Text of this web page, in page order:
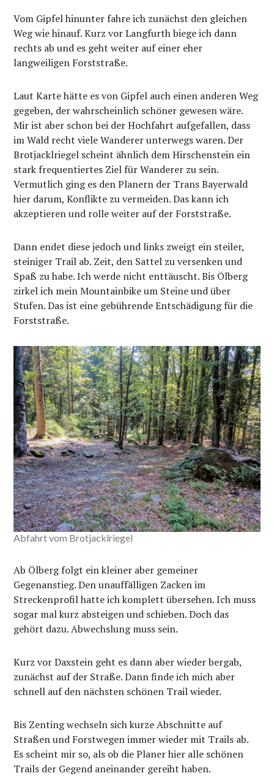
Vom Gipfel hinunter fahre ich zunächst den gleichen
Weg wie hinauf. Kurz vor Langfurth biege ich dann
rechts ab und es geht weiter auf einer eher
langweiligen Forststraße.
Laut Karte hätte es von Gipfel auch einen anderen Weg
gegeben, der wahrscheinlich schöner gewesen wäre.
Mir ist aber schon bei der Hochfahrt aufgefallen, dass
im Wald recht viele Wanderer unterwegs waren. Der
Brotjacklriegel scheint ähnlich dem Hirschenstein ein
stark frequentiertes Ziel für Wanderer zu sein.
Vermutlich ging es den Planern der Trans Bayerwald
hier darum, Konflikte zu vermeiden. Das kann ich
akzeptieren und rolle weiter auf der Forststraße.
Dann endet diese jedoch und links zweigt ein steiler,
steiniger Trail ab. Zeit, den Sattel zu versenken und
Spaß zu habe. Ich werde nicht enttäuscht. Bis Ölberg
zirkel ich mein Mountainbike um Steine und über
Stufen. Das ist eine gebührende Entschädigung für die
Forststraße.
Abfahrt vom Brotjacklriegel
Ab Ölberg folgt ein kleiner aber gemeiner
Gegenanstieg. Den unauffälligen Zacken im
Streckenprofil hatte ich komplett übersehen. Ich muss
sogar mal kurz absteigen und schieben. Doch das
gehört dazu. Abwechslung muss sein.
Kurz vor Daxstein geht es dann aber wieder bergab,
zunächst auf der Straße. Dann finde ich mich aber
schnell auf den nächsten schönen Trail wieder.
Bis Zenting wechseln sich kurze Abschnitte auf
Straßen und Forstwegen immer wieder mit Trails ab.
Es scheint mir so, als ob die Planer hier alle schönen
Trails der Gegend aneinander gereiht haben.